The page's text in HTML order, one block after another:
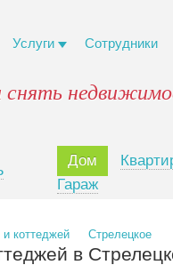
Услуги Сотрудники
Дом
Гараж
коттеджей Стрелецкое
в